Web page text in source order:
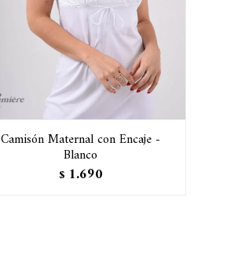
Camisón Maternal con Encaje -
Blanco
$ 1.690